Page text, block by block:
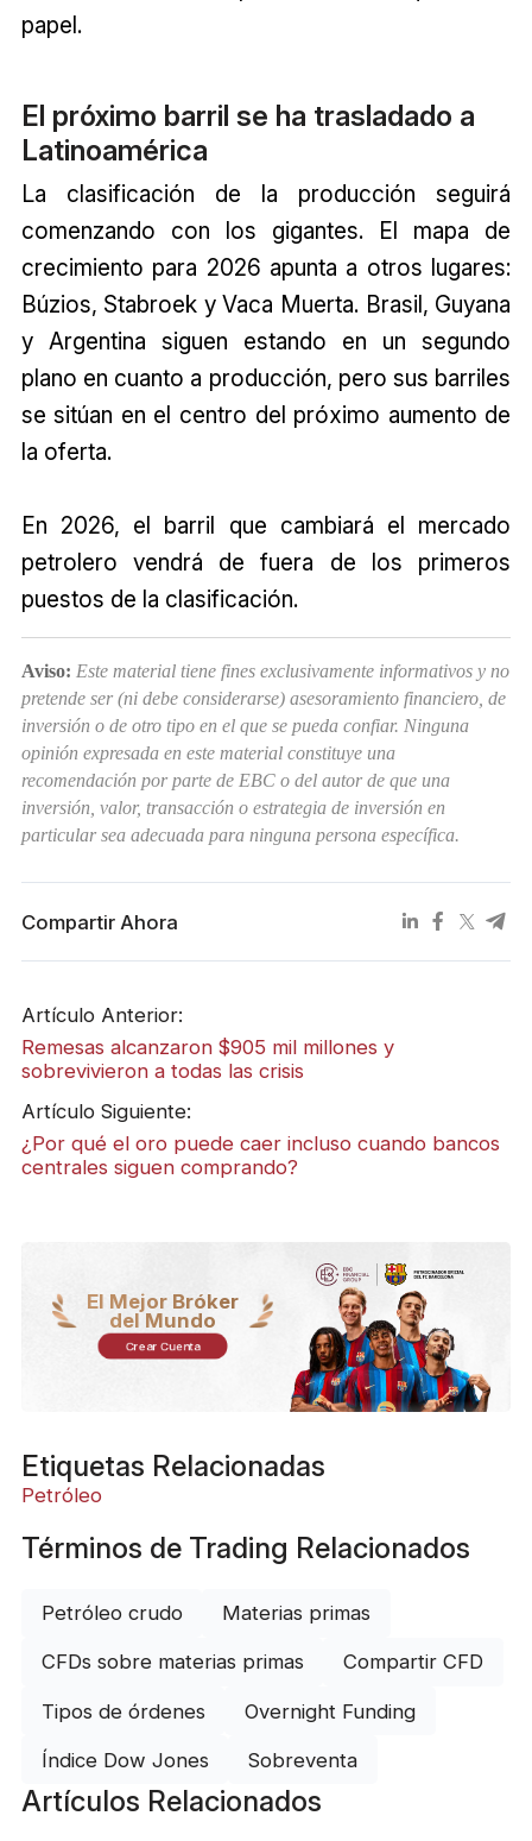
papel.
El próximo barril se ha trasladado a
Latinoamérica
La clasificación de la producción seguirá
comenzando con los gigantes. El mapa de
crecimiento para 2026 apunta a otros lugares:
Búzios, Stabroek y Vaca Muerta. Brasil, Guyana
y Argentina siguen estando en un segundo
plano en cuanto a producción, pero sus barriles
se sitúan en el centro del próximo aumento de
la oferta.
En 2026, el barril que cambiará el mercado
petrolero vendrá de fuera de los primeros
puestos de la clasificación.
Aviso: Este material tiene fines exclusivamente informativos y no
pretende ser (ni debe considerarse) asesoramiento financiero, de
inversión o de otro tipo en el que se pueda confiar. Ninguna
opinión expresada en este material constituye una
recomendación por parte de EBC o del autor de que una
inversión, valor, transacción o estrategia de inversión en
particular sea adecuada para ninguna persona específica.
Compartir Ahora
Artículo Anterior:
Remesas alcanzaron $905 mil millones y
sobrevivieron a todas las crisis
Artículo Siguiente:
¿Por qué el oro puede caer incluso cuando bancos
centrales siguen comprando?
El Mejor Bróker
del Mundo
Crear Cuenta
Etiquetas Relacionadas
Petróleo
Términos de Trading Relacionados
Petróleo crudo Materias primas
CFDs sobre materias primas Compartir CFD
Tipos de órdenes Overnight Funding
Índice Dow Jones Sobreventa
Artículos Relacionados